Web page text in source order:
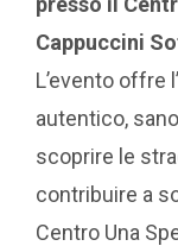
Cappuccini
L’evento offre
autentico,
scoprire le
contribuire a
Centro Una